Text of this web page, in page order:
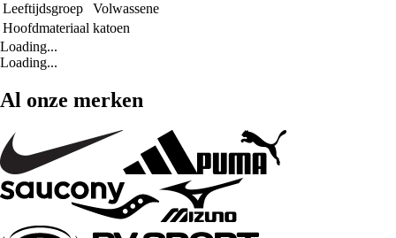
Leeftijdsgroep
Volwassene
Hoofdmateriaal katoen
Loading...
Loading...
Al onze merken